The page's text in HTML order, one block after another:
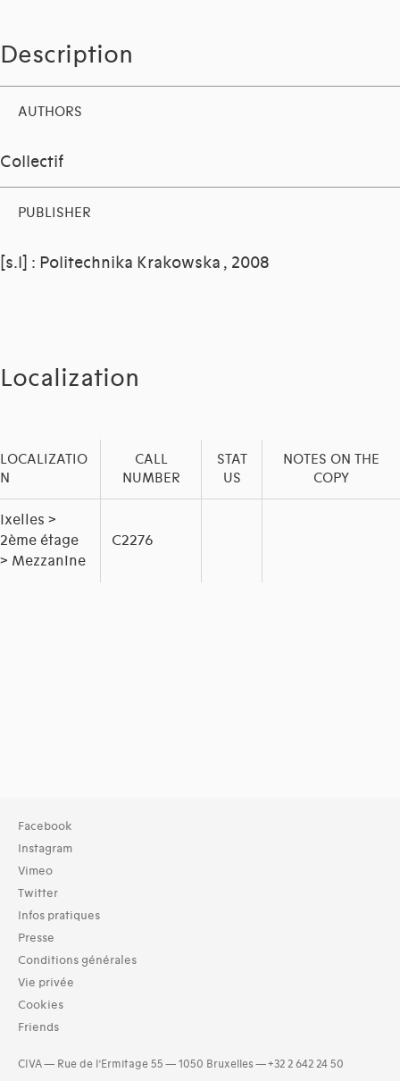
Description
AUTHORS
Collectif
PUBLISHER
[s.l] : Politechnika Krakowska , 2008
Localization
LOCALIZATIO
N
CALL
NUMBER
STAT
US
NOTES ON THE
COPY
Ixelles >
2ème étage
> Mezzanine
C2276
Facebook
Instagram
Vimeo
Twitter
Infos pratiques
Presse
Conditions générales
Vie privée
Cookies
Friends
CIVA — Rue de l’Ermitage 55 — 1050 Bruxelles — +32 2 642 24 50